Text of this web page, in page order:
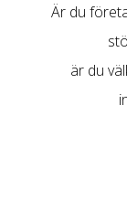
Är du
är du